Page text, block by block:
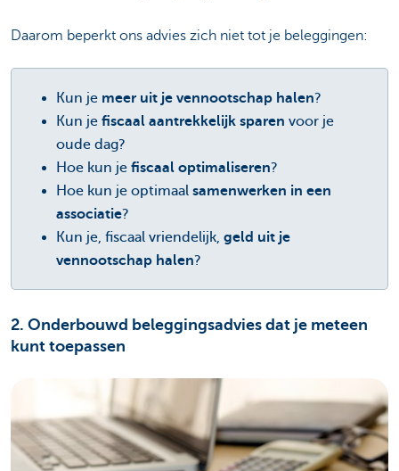
Daarom beperkt ons advies zich niet tot je beleggingen:
Kun je meer uit je vennootschap halen?
Kun je fiscaal aantrekkelijk sparen voor je
oude dag?
Hoe kun je fiscaal optimaliseren?
Hoe kun je optimaal samenwerken in een
associatie?
Kun je, fiscaal vriendelijk, geld uit je
vennootschap halen?
2. Onderbouwd beleggingsadvies dat je meteen
kunt toepassen